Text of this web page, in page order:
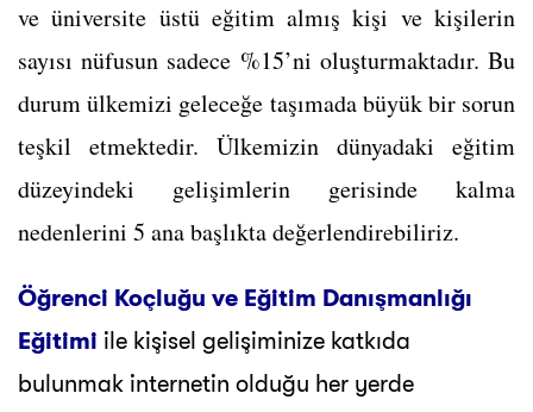
ve üniversite üstü eğitim almış kişi ve kişilerin
sayısı nüfusun sadece %15’ni oluşturmaktadır. Bu
durum ülkemizi geleceğe taşımada büyük bir sorun
teşkil etmektedir. Ülkemizin dünyadaki eğitim
düzeyindeki gelişimlerin gerisinde kalma
nedenlerini 5 ana başlıkta değerlendirebiliriz.
Öğrenci Koçluğu ve Eğitim Danışmanlığı
Eğitimi ile kişisel gelişiminize katkıda
bulunmak internetin olduğu her yerde